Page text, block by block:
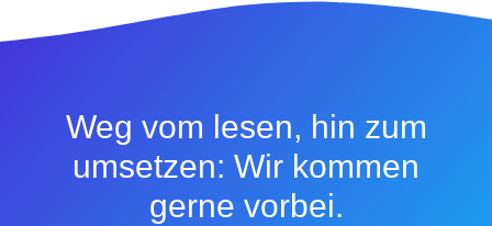
Weg vom lesen, hin zum
umsetzen: Wir kommen
gerne vorbei.